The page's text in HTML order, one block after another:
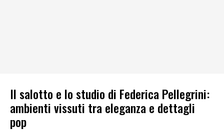
Il salotto e lo studio di Federica Pellegrini:
ambienti vissuti tra eleganza e dettagli
pop